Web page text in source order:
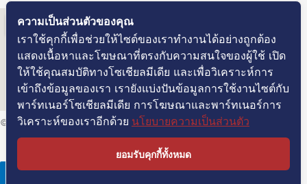
© 2026 All Rights Reserved.
×
ความเป็นส่วนตัวของคุณ
เราใช้คุกกี้เพื่อช่วยให้ไซต์ของเราทำงานได้อย่างถูกต้อง
แสดงเนื้อหาและโฆษณาที่ตรงกับความสนใจของผู้ใช้ เปิด
ให้ใช้คุณสมบัติทางโซเชียลมีเดีย และเพื่อวิเคราะห์การ
เข้าถึงข้อมูลของเรา เรายังแบ่งปันข้อมูลการใช้งานไซต์กับ
พาร์ทเนอร์โซเชียลมีเดีย การโฆษณาและพาร์ทเนอร์การ
วิเคราะห์ของเราอีกด้วย นโยบายความเป็นส่วนตัว
ยอมรับคุกกี้ทั้งหมด